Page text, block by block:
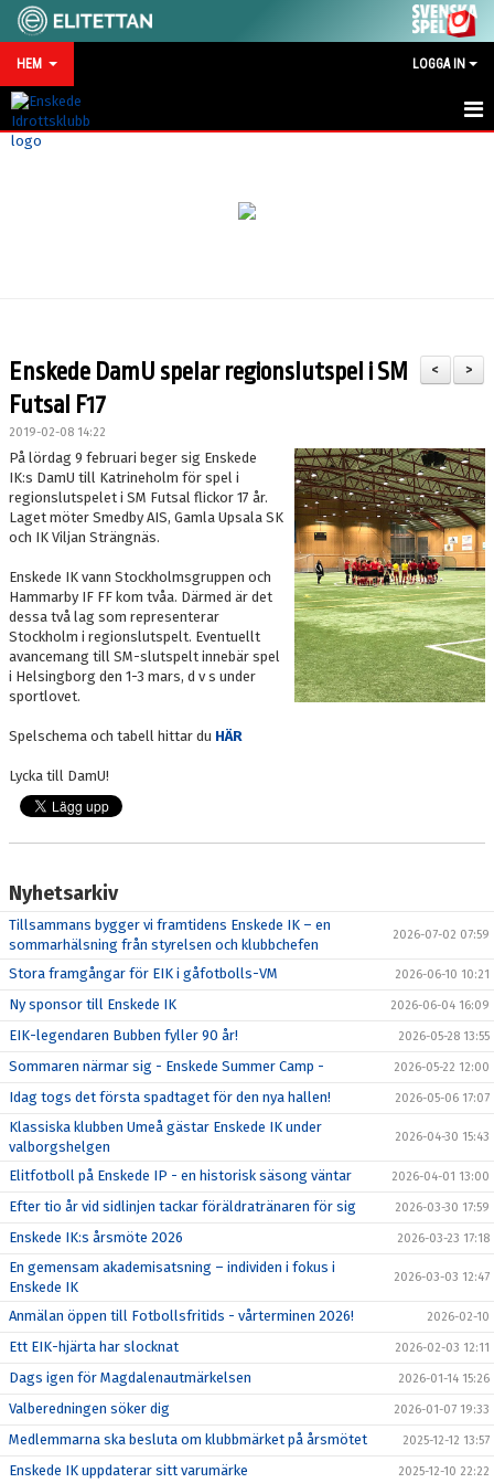
HEM LOGGA IN
HEM
SPONSRING
>
<
Enskede DamU spelar regionslutspel i SM
Futsal F17
2019-02-08 14:22
På lördag 9 februari beger sig Enskede
IK:s DamU till Katrineholm för spel i
regionslutspelet i SM Futsal flickor 17 år.
Laget möter Smedby AIS, Gamla Upsala SK
och IK Viljan Strängnäs.
Enskede IK vann Stockholmsgruppen och
Hammarby IF FF kom tvåa. Därmed är det
dessa två lag som representerar
Stockholm i regionslutspelt. Eventuellt
avancemang till SM-slutspelt innebär spel
i Helsingborg den 1-3 mars, d v s under
sportlovet.
Spelschema och tabell hittar du HÄR
Lycka till DamU!
Nyhetsarkiv
Tillsammans bygger vi framtidens Enskede IK – en
sommarhälsning från styrelsen och klubbchefen
2026-07-02 07:59
Stora framgångar för EIK i gåfotbolls-VM 2026-06-10 10:21
Ny sponsor till Enskede IK 2026-06-04 16:09
EIK-legendaren Bubben fyller 90 år! 2026-05-28 13:55
Sommaren närmar sig - Enskede Summer Camp - 2026-05-22 12:00
Idag togs det första spadtaget för den nya hallen! 2026-05-06 17:07
Klassiska klubben Umeå gästar Enskede IK under
valborgshelgen
2026-04-30 15:43
Elitfotboll på Enskede IP - en historisk säsong väntar 2026-04-01 13:00
Efter tio år vid sidlinjen tackar föräldratränaren för sig 2026-03-30 17:59
Enskede IK:s årsmöte 2026 2026-03-23 17:18
En gemensam akademisatsning – individen i fokus i
Enskede IK
2026-03-03 12:47
Anmälan öppen till Fotbollsfritids - vårterminen 2026! 2026-02-10
Ett EIK-hjärta har slocknat 2026-02-03 12:11
Dags igen för Magdalenautmärkelsen 2026-01-14 15:26
Valberedningen söker dig 2026-01-07 19:33
Medlemmarna ska besluta om klubbmärket på årsmötet 2025-12-12 13:57
Enskede IK uppdaterar sitt varumärke 2025-12-10 22:22